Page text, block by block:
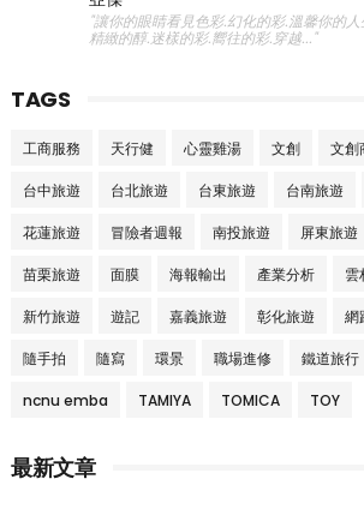
"讓你的眼睛看見色彩.幻化的彩.溫馨你的
精緻的醇.迷樣的彩.嚮往的彩.穿越..."
TAGS
工商服務 天行健 心靈雞湯 文創 文創
台中旅遊 台北旅遊 台東旅遊 台南旅遊
花蓮旅遊 冒險者週報 南投旅遊 屏東旅遊
苗栗旅遊 面膜 海報輸出 產業分析 雲
新竹旅遊 遊記 嘉義旅遊 彰化旅遊 網
隨手拍 隨寫 環景 職場進修 鐵道旅行
ncnu emba TAMIYA TOMICA TOY
最新文章